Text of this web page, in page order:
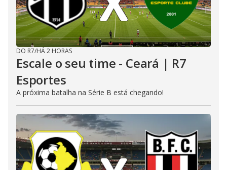
DO R7/HÁ 2 HORAS
Escale o seu time - Ceará | R7
Esportes
A próxima batalha na Série B está chegando!